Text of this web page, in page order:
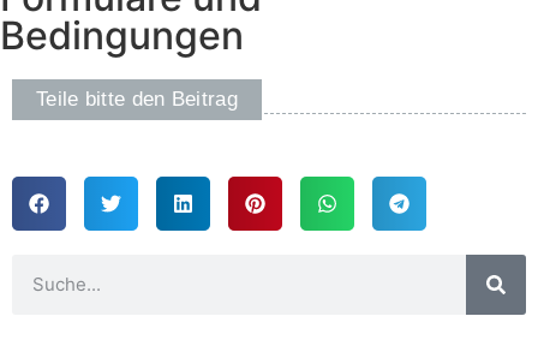
Bedingungen
Teile bitte den Beitrag